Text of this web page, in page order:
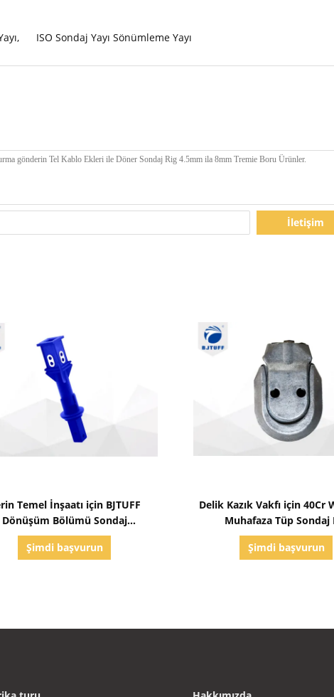
, ISO Sondaj Yayı Sönümleme Yayı
İletişim
Detayları göster
Temel İnşaatı için BJTUFF
Dönüşüm Bölümü Sondaj
Ekipmanları
Şimdi başvurun
Delik Kazık Vakfı için 40Cr
Muhafaza Tüp Sondaj
Aksesuarları
Şimdi başvurun